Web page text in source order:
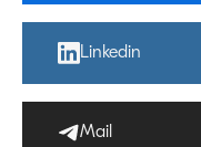
Linkedin
Mail